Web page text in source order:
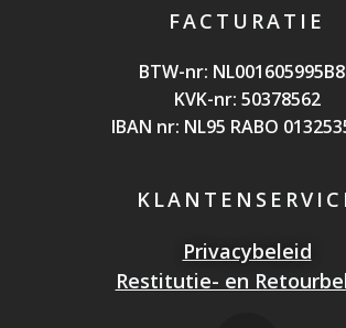
FACTURATIE
BTW-nr: NL0016059
KVK-nr: 50378562
IBAN nr: NL95 RABO
Privacybeleid
Restitutie- en